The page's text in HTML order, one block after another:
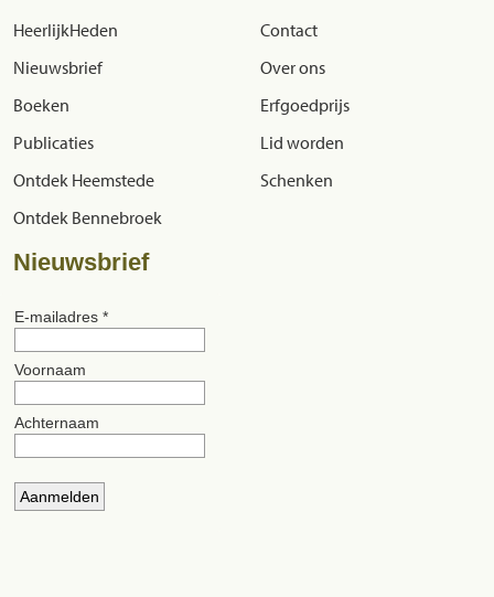
HeerlijkHeden
Nieuwsbrief
Boeken
Publicaties
Ontdek Heemstede
Ontdek Bennebroek
Contact
Over ons
Erfgoedprijs
Lid worden
Schenken
Nieuwsbrief